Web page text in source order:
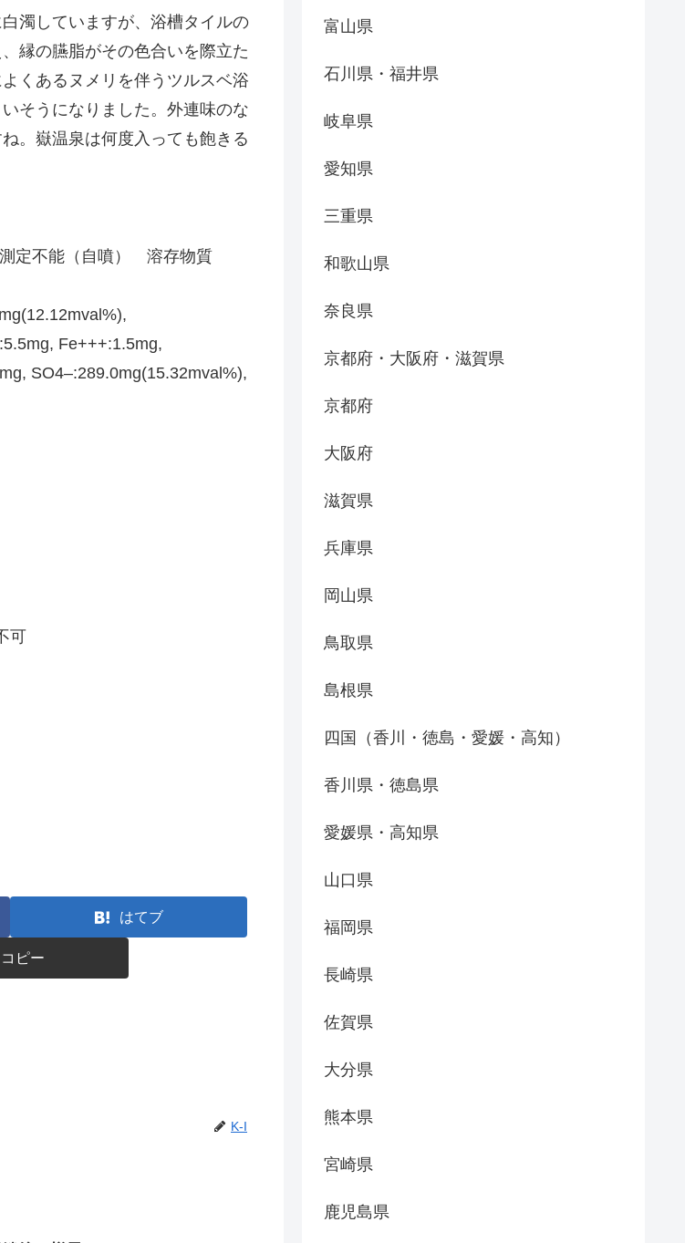
濁していますが、浴槽タイルの
縁の臙脂がその色合いを際立た
くあるヌメリを伴うツルスベ浴
そうになりました。外連味のな
。嶽温泉は何度入っても飽きる
定不能（自噴） 溶存物質
Fe+++:1.5mg,
SO4–:289.0mg(15.32mval%),
可
はてブ
コピー
K-I
富山県
石川県・福井県
岐阜県
愛知県
三重県
和歌山県
奈良県
京都府・大阪府・滋賀県
京都府
大阪府
滋賀県
兵庫県
岡山県
鳥取県
島根県
四国（香川・徳島・愛媛・高知）
香川県・徳島県
愛媛県・高知県
山口県
福岡県
長崎県
佐賀県
大分県
熊本県
宮崎県
鹿児島県